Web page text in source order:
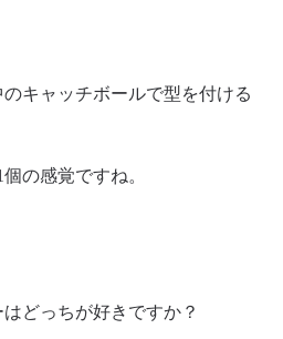
キャッチボールで型を付ける
の感覚ですね。
どっちが好きですか？